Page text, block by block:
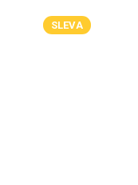
SLEVA